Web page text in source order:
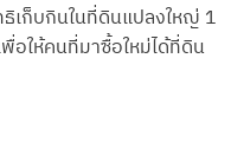
เก็บกินในที่ดินแปลงใหญ่ 1
อให้คนที่มาซื้อใหม่ได้ที่ดิน